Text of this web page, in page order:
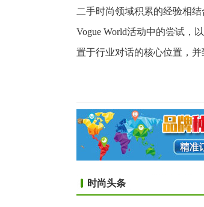
二手时尚领域积累的经验相
Vogue World活动中的尝试，
置于行业对话的核心位置，
时尚头条